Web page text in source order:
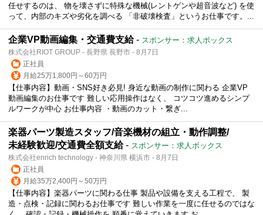
任せするのは、 物を壊さずに特殊な機械(レントゲンや超音波など) を使
って、内部のキズや劣化を調べる 「非破壊検査」というお仕事です。...
企業VP動画編集・交通費支給- スポンサー：求人ボックス
株式会社RIOT GROUP - 長野県 長野市 - 8月7日
正社員
月給25万1,800円～60万円
【仕事内容】動画・SNS好き必見! 身近な動画の制作に関わる 企業VP
動画編集のお仕事です 難しい応用操作はなく、 コツコツ進めるシンプ
ルワークが中心 お仕事内容 ・動画のカット・繋ぎ...
楽器パーツ製造スタッフ/音楽機材の組立・動作調整/
未経験歓迎/交通費全額支給- スポンサー：求人ボックス
株式会社enrich technology - 神奈川県 横浜市 - 8月7日
正社員
月給35万2,400円～50万円
【仕事内容】楽器パーツに関わる仕事 製品や設備を支える工程で、 製
造・点検・記録に関わるお仕事です 難しい作業を一度に任せるのではな